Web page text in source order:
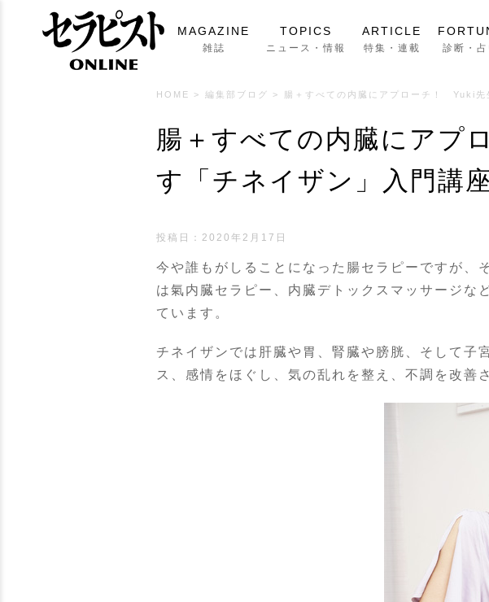
MAGAZINE
雑誌
TOPICS
ニュース・情報
ARTICLE
特集・連載 診断・占
HOME > 編集部ブログ > 腸＋すべての内臓にアプローチ！ Yuki先
腸＋すべての内臓にアプ
す「チネイザン」入門講
投稿日： 2020年2月17日
今や誰もがしることになった腸セラピーですが
は氣内臓セラピー、内臓デトックスマッサージな
ています。
チネイザンでは肝臓や胃、腎臓や膀胱、そして子
ス、感情をほぐし、気の乱れを整え、不調を改善